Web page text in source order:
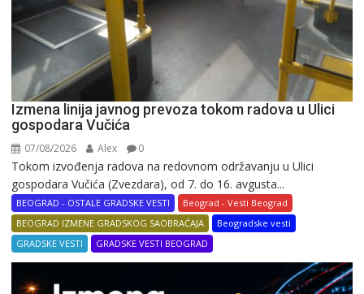
Izmena linija javnog prevoza tokom radova u Ulici
gospodara Vučića
07/08/2026 Alex 0
Tokom izvođenja radova na redovnom održavanju u Ulici
gospodara Vučića (Zvezdara), od 7. do 16. avgusta...
BEOGRAD - OSTALE GRADSKE VESTI
Beograd - Vesti Beograd
BEOGRAD IZMENE GRADSKOG SAOBRAĆAJA
Beogradske vesti
GRADSKE VESTI
GRADSKE VESTI BEOGRAD